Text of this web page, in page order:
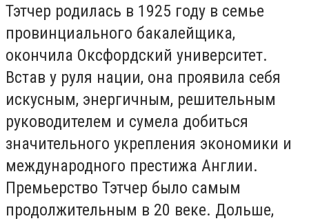
Тэтчер родилась в 1925 году в семье
провинциального бакалейщика,
окончила Оксфордский университет.
Встав у руля нации, она проявила себя
искусным, энергичным, решительным
руководителем и сумела добиться
значительного укрепления экономики и
международного престижа Англии.
Премьерство Тэтчер было самым
продолжительным в 20 веке. Дольше,